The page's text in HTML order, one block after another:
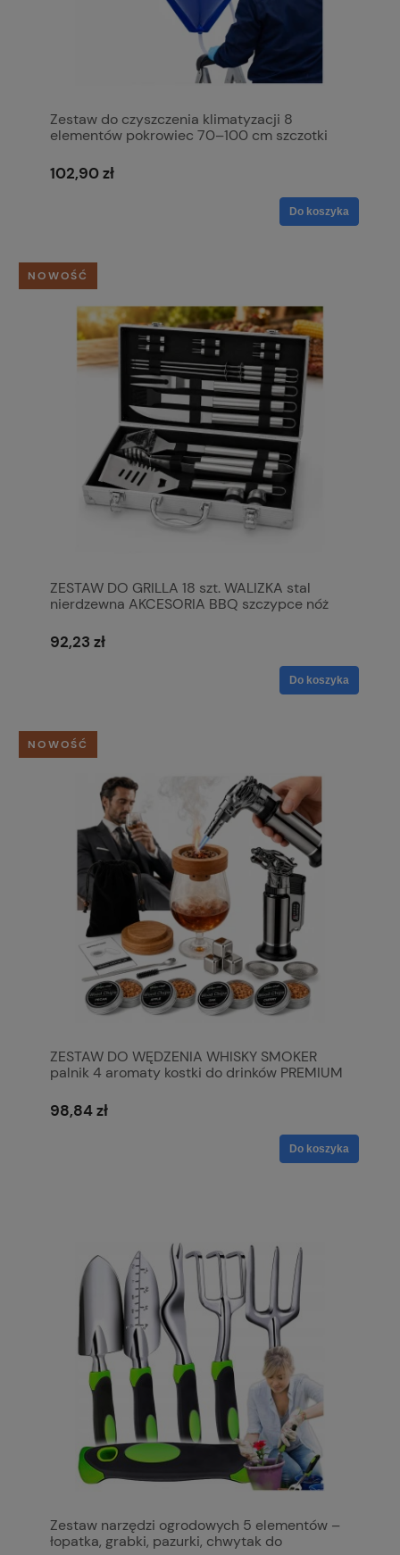
Zestaw do czyszczenia klimatyzacji 8
elementów pokrowiec 70–100 cm szczotki
102,90 zł
Do koszyka
ZESTAW DO GRILLA 18 szt. WALIZKA stal
nierdzewna AKCESORIA BBQ szczypce nóż
92,23 zł
Do koszyka
NOWOŚĆ
ZESTAW DO WĘDZENIA WHISKY SMOKER
palnik 4 aromaty kostki do drinków PREMIUM
98,84 zł
Do koszyka
NOWOŚĆ
Zestaw narzędzi ogrodowych 5 elementów –
łopatka, grabki, pazurki, chwytak do